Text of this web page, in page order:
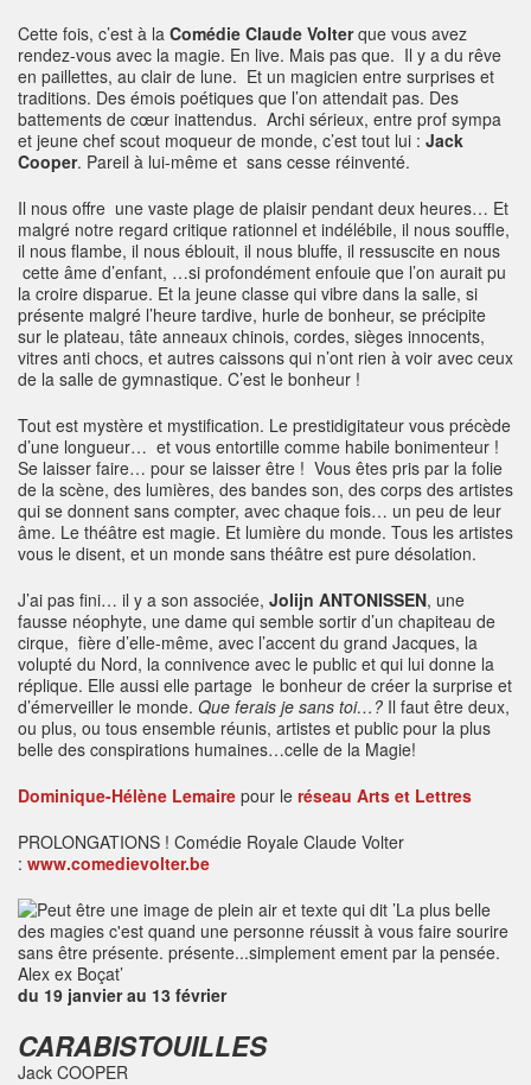
Cette fois, c’est à la Comédie Claude Volter que vous avez
rendez-vous avec la magie. En live. Mais pas que. Il y a du rêve
en paillettes, au clair de lune. Et un magicien entre surprises et
traditions. Des émois poétiques que l’on attendait pas. Des
battements de cœur inattendus. Archi sérieux, entre prof sympa
et jeune chef scout moqueur de monde, c’est tout lui : Jack
Cooper. Pareil à lui-même et sans cesse réinventé.
Il nous offre une vaste plage de plaisir pendant deux heures… Et
malgré notre regard critique rationnel et indélébile, il nous souffle,
il nous flambe, il nous éblouit, il nous bluffe, il ressuscite en nous
cette âme d’enfant, …si profondément enfouie que l’on aurait pu
la croire disparue. Et la jeune classe qui vibre dans la salle, si
présente malgré l’heure tardive, hurle de bonheur, se précipite
sur le plateau, tâte anneaux chinois, cordes, sièges innocents,
vitres anti chocs, et autres caissons qui n’ont rien à voir avec ceux
de la salle de gymnastique. C’est le bonheur !
Tout est mystère et mystification. Le prestidigitateur vous précède
d’une longueur… et vous entortille comme habile bonimenteur !
Se laisser faire… pour se laisser être ! Vous êtes pris par la folie
de la scène, des lumières, des bandes son, des corps des artistes
qui se donnent sans compter, avec chaque fois… un peu de leur
âme. Le théâtre est magie. Et lumière du monde. Tous les artistes
vous le disent, et un monde sans théâtre est pure désolation.
J’ai pas fini… il y a son associée, Jolijn ANTONISSEN, une
fausse néophyte, une dame qui semble sortir d’un chapiteau de
cirque, fière d’elle-même, avec l’accent du grand Jacques, la
volupté du Nord, la connivence avec le public et qui lui donne la
réplique. Elle aussi elle partage le bonheur de créer la surprise et
d’émerveiller le monde. Que ferais je sans toi…? Il faut être deux,
ou plus, ou tous ensemble réunis, artistes et public pour la plus
belle des conspirations humaines…celle de la Magie!
Dominique-Hélène Lemaire pour le réseau Arts et Lettres
PROLONGATIONS ! Comédie Royale Claude Volter
: www.comedievolter.be
du 19 janvier au 13 février
CARABISTOUILLES
Jack COOPER